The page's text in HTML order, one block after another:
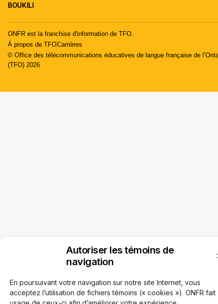
Autoriser les témoins de
navigation
En poursuivant votre navigation sur notre site Internet, vous
acceptez l’utilisation de fichiers témoins (« cookies »). ONFR fait
BOUKILI
ONFR est la franchise d'information de TFO.
À propos de TFOCarrières
© Office des télécommunications éducatives de langue française de
(TFO) 2026